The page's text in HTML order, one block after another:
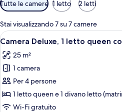
disponibili
per
le
camere
Tutte le camere 1 letto 2 letti
Stai visualizzando 7 su 7 camere
Apri
tutte
le
foto
per
Camera
Deluxe,
9
Camera Deluxe, 1 letto queen
25 m²
1 camera
Per 4 persone
1 letto queen e 1 divano letto
Wi-Fi gratuito